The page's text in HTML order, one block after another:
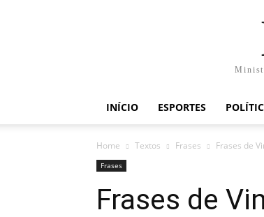
INÍCIO ESPORTES
Home Textos Frases Frases de
Frases
Frases de